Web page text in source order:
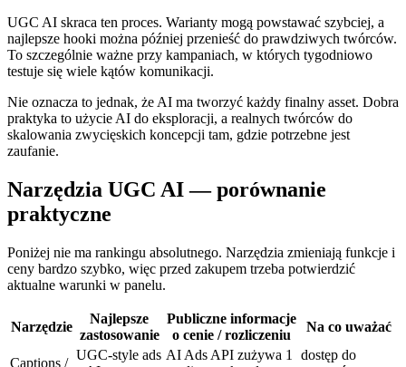
UGC AI skraca ten proces. Warianty mogą powstawać szybciej, a
najlepsze hooki można później przenieść do prawdziwych twórców.
To szczególnie ważne przy kampaniach, w których tygodniowo
testuje się wiele kątów komunikacji.
Nie oznacza to jednak, że AI ma tworzyć każdy finalny asset. Dobra
praktyka to użycie AI do eksploracji, a realnych twórców do
skalowania zwycięskich koncepcji tam, gdzie potrzebne jest
zaufanie.
Narzędzia UGC AI — porównanie
praktyczne
Poniżej nie ma rankingu absolutnego. Narzędzia zmieniają funkcje i
ceny bardzo szybko, więc przed zakupem trzeba potwierdzić
aktualne warunki w panelu.
Narzędzie
Najlepsze
zastosowanie
Publiczne informacje
o cenie / rozliczeniu
Na co uważać
Captions /
UGC-style ads AI Ads API zużywa 1
dostęp do